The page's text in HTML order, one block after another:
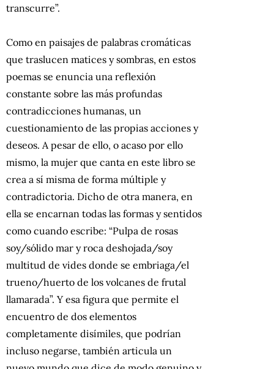
transcurre”.
Como en paisajes de palabras cromáticas
que traslucen matices y sombras, en estos
poemas se enuncia una reflexión
constante sobre las más profundas
contradicciones humanas, un
cuestionamiento de las propias acciones y
deseos. A pesar de ello, o acaso por ello
mismo, la mujer que canta en este libro se
crea a sí misma de forma múltiple y
contradictoria. Dicho de otra manera, en
ella se encarnan todas las formas y sentidos
como cuando escribe: “Pulpa de rosas
soy/sólido mar y roca deshojada/soy
multitud de vides donde se embriaga/el
trueno/huerto de los volcanes de frutal
llamarada”. Y esa figura que permite el
encuentro de dos elementos
completamente disímiles, que podrían
incluso negarse, también articula un